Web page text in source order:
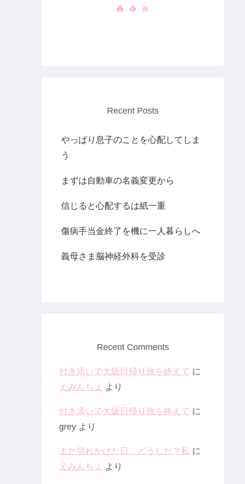
Recent Posts
やっぱり息子のことを心配してしま
う
まずは自動車の名義変更から
信じると心配するは紙一重
傷病手当金終了を機に一人暮らしへ
義母さま脳神経外科を受診
Recent Comments
付き添いで大阪日帰り旅を終えて に
えみんちょ より
付き添いで大阪日帰り旅を終えて に
grey より
また切れかけた日。どうした？私 に
えみんちょ より